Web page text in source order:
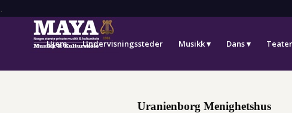
.
Hjem Undervisningssteder Musikk Dans Teater
Uranienborg Menighetshus